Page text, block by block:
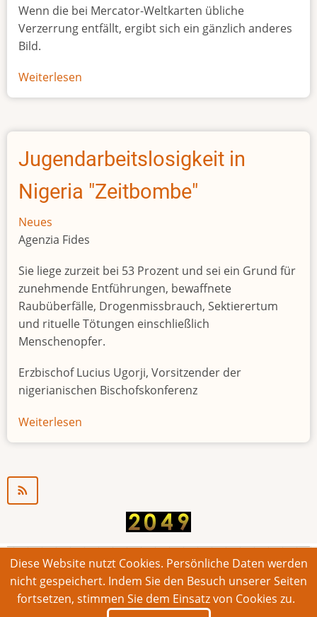
Wenn die bei Mercator-Weltkarten übliche
Verzerrung entfällt, ergibt sich ein gänzlich anderes
Bild.
Weiterlesen
Afrikas
Größe
Jugendarbeitslosigkeit in
Nigeria "Zeitbombe"
Neues
Agenzia Fides
Sie liege zurzeit bei 53 Prozent und sei ein Grund für
zunehmende Entführungen, bewaffnete
Raubüberfälle, Drogenmissbrauch, Sektierertum
und rituelle Tötungen einschließlich
Menschenopfer.
Erzbischof Lucius Ugorji, Vorsitzender der
nigerianischen Bischofskonferenz
Weiterlesen
Jugendarbeitslosigkeit
© 2026 Bonner Aufruf. Alle Rechte vorbehalten.
Footer
Impressum Kontakt Intern
Diese Website nutzt Cookies. Persönliche Daten werden
nicht gespeichert. Indem Sie den Besuch unserer Seiten
fortsetzen, stimmen Sie dem Einsatz von Cookies zu.